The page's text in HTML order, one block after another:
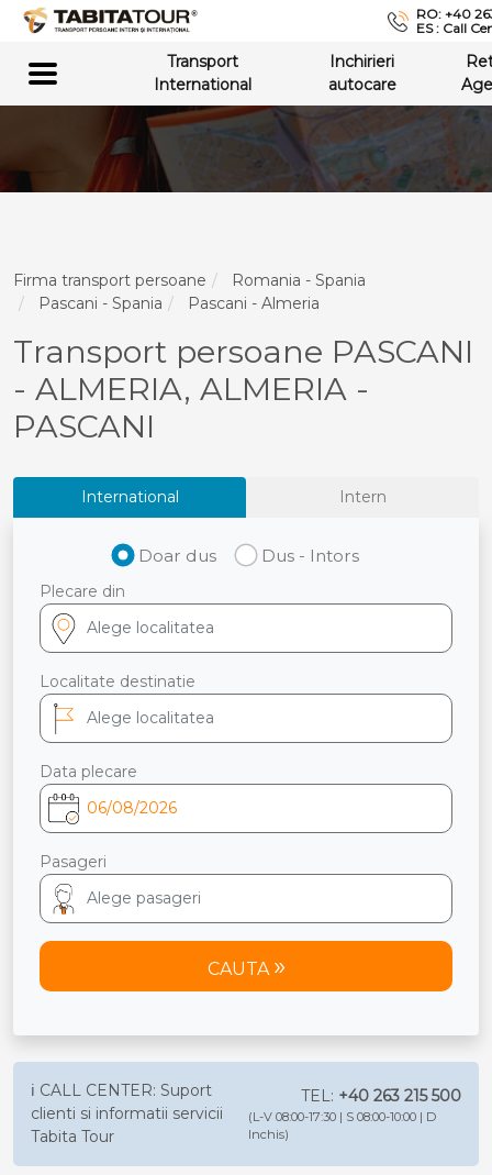
RO: +40
ES : Call
Transport
International
Inchirieri
autocare
Firma transport persoane
Romania - Spania
Pascani - Spania
Pascani - Almeria
Transport persoane PASCANI
- ALMERIA, ALMERIA -
PASCANI
International Intern
Doar dus Dus - Intors
Plecare din
Localitate destinatie
Data plecare
Pasageri
CAUTA
ℹ️ CALL CENTER: Suport
clienti si informatii servicii
Tabita Tour
TEL: +40 263 215 500
(L-V 08:00-17:30 | S 08:00-10:00 | D
Inchis)